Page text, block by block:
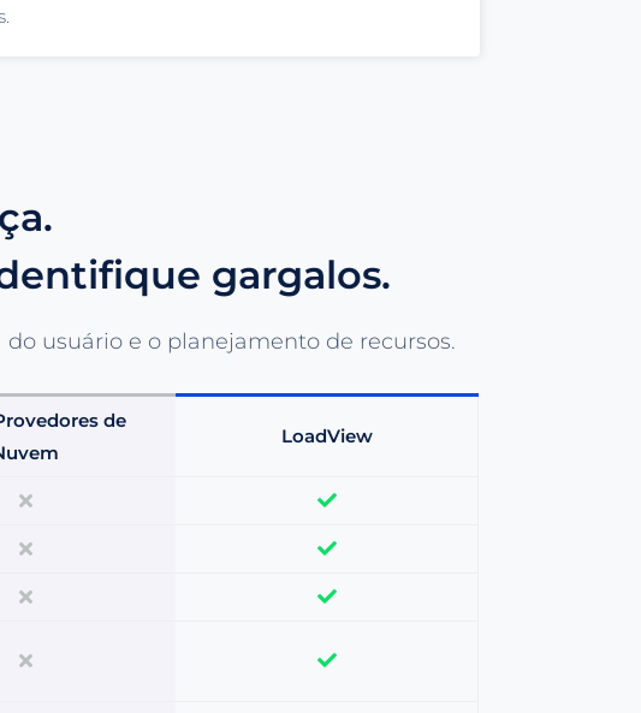
gargalos.
usuário e o planejamento de recursos.
de
LoadView